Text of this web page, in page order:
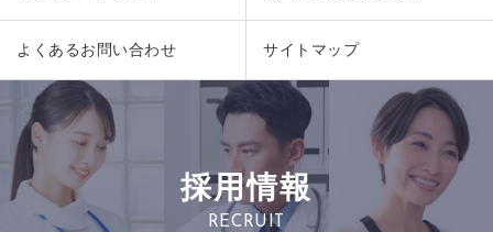
よくあるお問い合わせ サイトマップ
採用情報
RECRUIT